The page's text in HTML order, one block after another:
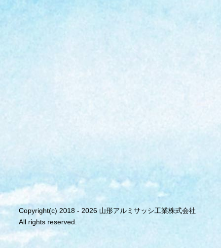
Copyright(c) 2018 - 2026 山形アルミサッシ工業株式会社
All rights reserved.